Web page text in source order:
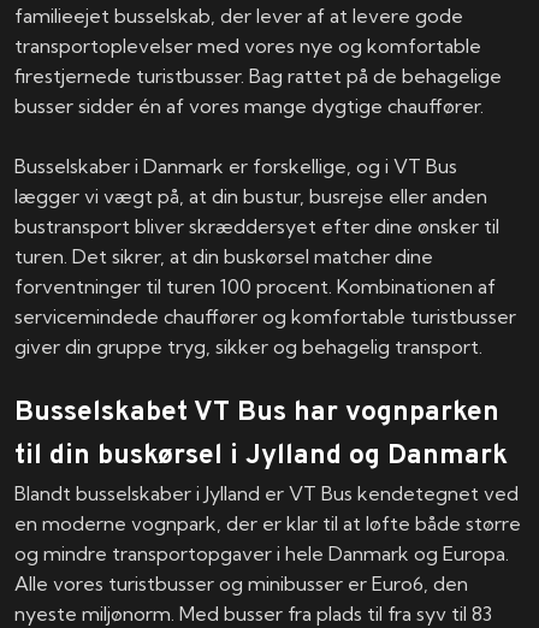
familieejet busselskab, der lever af at levere gode
transportoplevelser med vores nye og komfortable
firestjernede turistbusser. Bag rattet på de behagelige
busser sidder én af vores mange dygtige chauffører.
​Busselskaber i Danmark er forskellige, og i VT Bus
lægger vi vægt på, at din bustur, busrejse eller anden
bustransport bliver skræddersyet efter dine ønsker til
turen. Det sikrer, at din buskørsel matcher dine
forventninger til turen 100 procent. Kombinationen af
servicemindede chauffører og komfortable turistbusser
giver din gruppe tryg, sikker og behagelig transport.
​Busselskabet VT Bus har vognparken
til din buskørsel i Jylland og Danmark
Blandt busselskaber i Jylland er VT Bus kendetegnet ved
en moderne vognpark, der er klar til at løfte både større
og mindre transportopgaver i hele Danmark og Europa.
Alle vores turistbusser og minibusser er Euro6, den
nyeste miljønorm. Med busser fra plads til fra syv til 83